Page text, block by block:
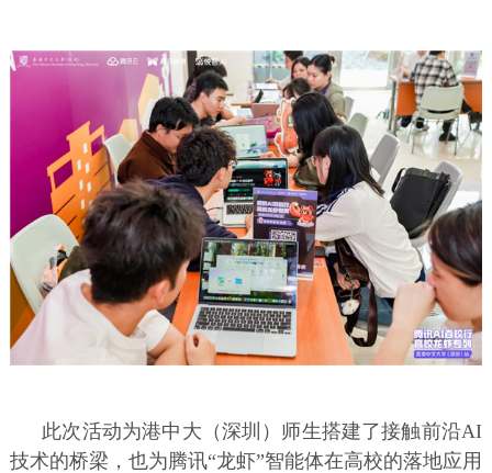
此次活动为港中大（深圳）师生搭建了接触前沿AI
技术的桥梁，也为腾讯“龙虾”智能体在高校的落地应用